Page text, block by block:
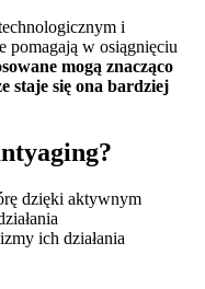
i
pomagają w osiągnięciu
mogą znacząco
staje się ona bardziej
dzięki aktywnym
ich działania